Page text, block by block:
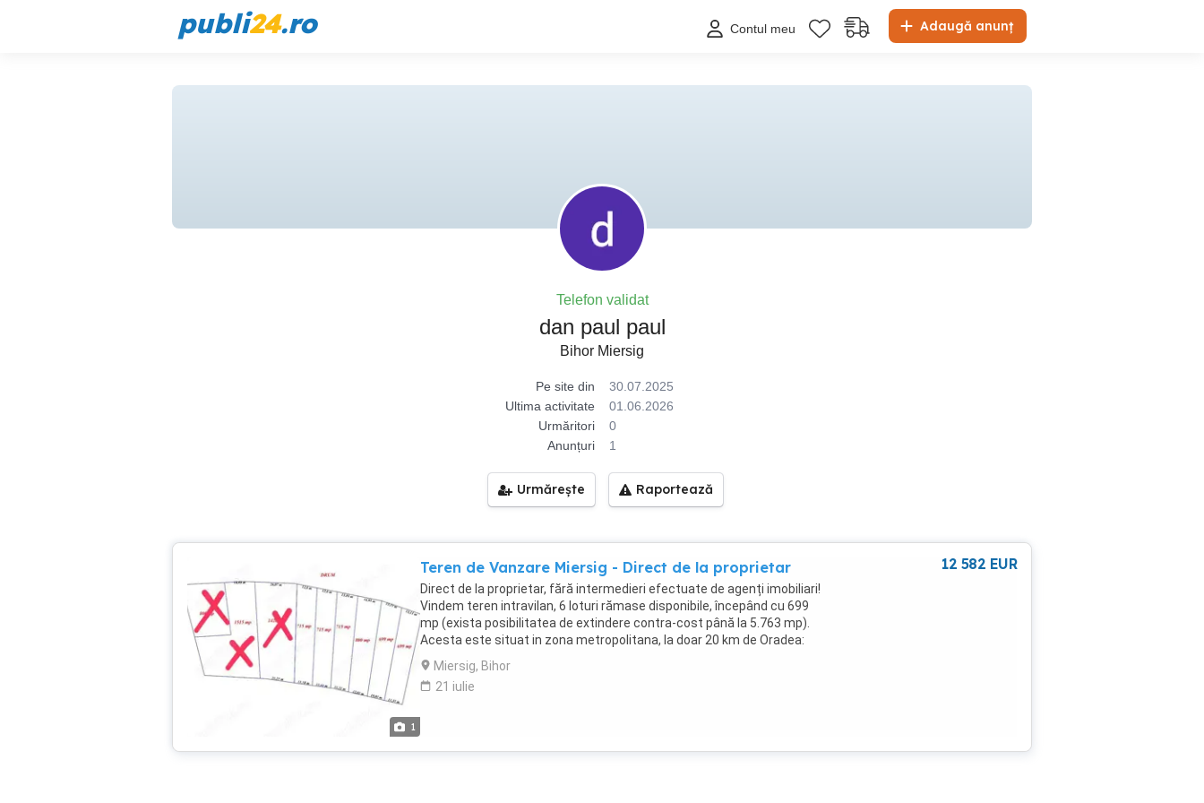
publi24.ro Adaugă anunț
Contul meu
Telefon validat
dan paul paul
Bihor Miersig
Pe site din
30.07.2025
Ultima activitate
01.06.2026
Urmăritori
0
Anunțuri
1
Urmărește Raportează
1
Teren de Vanzare Miersig - Direct de la proprietar
Direct de la proprietar, fără intermedieri efectuate de agenți imobiliari!
Vindem teren intravilan, 6 loturi rămase disponibile, începând cu 699
mp (exista posibilitatea de extindere contra-cost până la 5.763 mp).
Acesta este situat in zona metropolitana, la doar 20 km de Oradea:
comuna Husasau de Tinca, sat Miersig, jud Bihor. - teren intravilan -
suprafata de la 699 mp (pana la 5763 mp) - front stradal incepand de la
12,6 ml (pana la 105,47 ml) - 20 km distanța de Oradea - 300 m distanța
Miersig, Bihor
21 iulie
12 582 EUR